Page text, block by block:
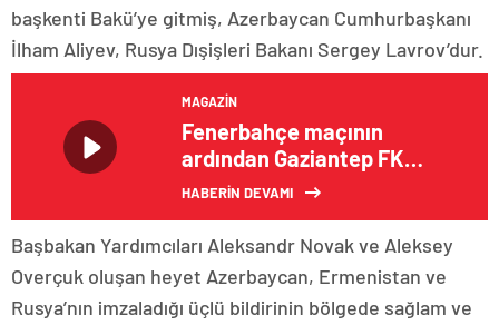
başkenti Bakü’ye gitmiş, Azerbaycan Cumhurbaşkanı
İlham Aliyev, Rusya Dışişleri Bakanı Sergey Lavrov’dur.
MAGAZIN
Fenerbahçe maçının
ardından Gaziantep FK
Teknik Direktörü Sumudica
Direktörü Kartal
açıklamalarda bulundu
HABERİN DEVAMI
Başbakan Yardımcıları Aleksandr Novak ve Aleksey
Overçuk oluşan heyet Azerbaycan, Ermenistan ve
Rusya’nın imzaladığı üçlü bildirinin bölgede sağlam ve